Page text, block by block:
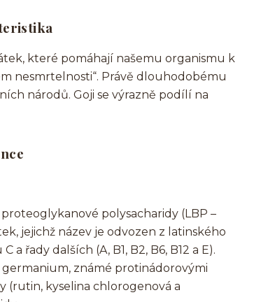
které pomáhají našemu organismu k
nesmrtelnosti“. Právě dlouhodobému
národů. Goji se výrazně podílí na
polysacharidy (LBP –
jejichž název je odvozen z latinského
řady dalších (A, B1, B2, B6, B12 a E).
známé protinádorovými
(rutin, kyselina chlorogenová a